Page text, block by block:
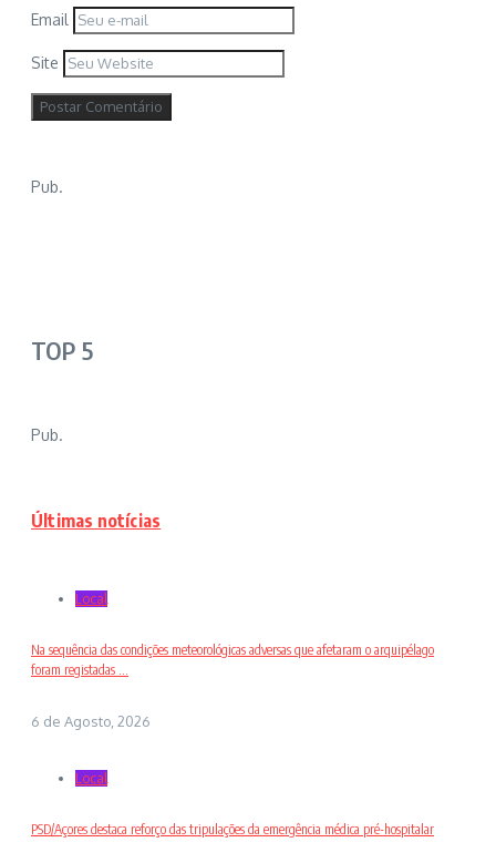
Email
Site
Pub.
TOP 5
Pub.
Últimas notícias
Local
Na sequência das condições meteorológicas adversas que afetaram o arquipélago
foram registadas ...
6 de Agosto, 2026
Local
PSD/Açores destaca reforço das tripulações da emergência médica pré-hospitalar